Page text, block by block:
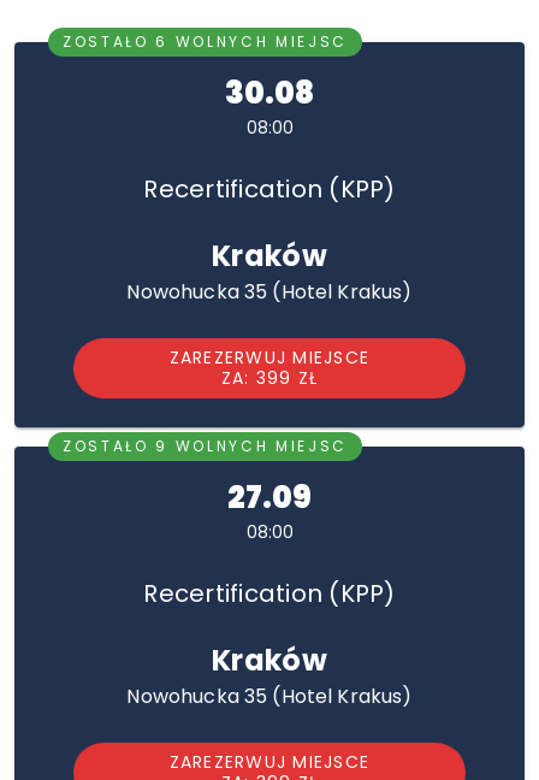
ZOSTAŁO 6 WOLNYCH MIEJSC
30.08
08:00
Recertification (KPP)
Kraków
Nowohucka 35 (Hotel Krakus)
ZAREZERWUJ MIEJSCE
ZA: 399 ZŁ
ZOSTAŁO 9 WOLNYCH MIEJSC
27.09
08:00
Recertification (KPP)
Kraków
Nowohucka 35 (Hotel Krakus)
ZAREZERWUJ MIEJSCE